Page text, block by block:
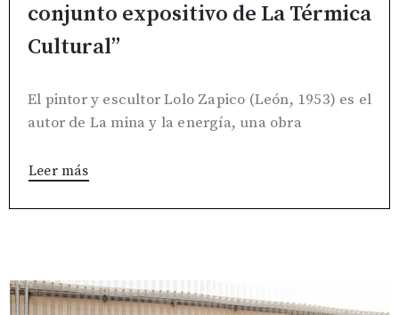
conjunto expositivo de La Térmica
Cultural”
El pintor y escultor Lolo Zapico (León, 1953) es el
autor de La mina y la energía, una obra
Leer más